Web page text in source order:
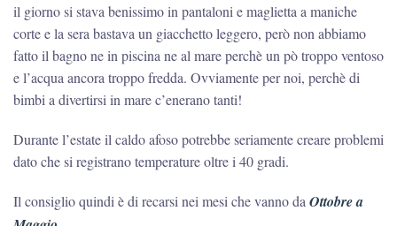
il giorno si stava benissimo in pantaloni e maglietta a maniche
corte e la sera bastava un giacchetto leggero, però non abbiamo
fatto il bagno ne in piscina ne al mare perchè un pò troppo ventoso
e l’acqua ancora troppo fredda. Ovviamente per noi, perchè di
bimbi a divertirsi in mare c’enerano tanti!
Durante l’estate il caldo afoso potrebbe seriamente creare problemi
dato che si registrano temperature oltre i 40 gradi.
Il consiglio quindi è di recarsi nei mesi che vanno da Ottobre a